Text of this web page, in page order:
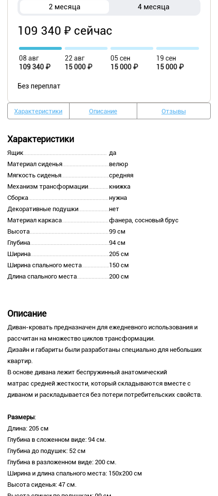
2 месяца 4 месяца
109 340 ₽ сейчас
08 авг
109 340 ₽
22 авг
15 000 ₽
05 сен
15 000 ₽
19 сен
15 000 ₽
Без переплат
Характеристики Описание Отзывы
Характеристики
Ящик
да
Материал сиденья
велюр
Мягкость сиденья
средняя
Механизм трансформации
книжка
Сборка
нужна
Декоративные подушки
нет
Материал каркаса
фанера, сосновый брус
Высота
99 см
Глубина
94 см
Ширина
205 см
Ширина спального места
150 см
Длина спального места
200 см
Описание
Диван-кровать предназначен для ежедневного использования и
рассчитан на множество циклов трансформации.
Дизайн и габариты были разработаны специально для небольших
квартир.
В основе дивана лежит беспружинный анатомический
матрас средней жесткости, который складываются вместе с
диваном и раскладывается без потери потребительских свойств.
Размеры:
Длина: 205 см
Глубина в сложенном виде: 94 см.
Глубина до подушек: 52 см
Глубина в разложенном виде: 200 см.
Ширина и длина спального места: 150х200 см
Высота сиденья: 47 см.